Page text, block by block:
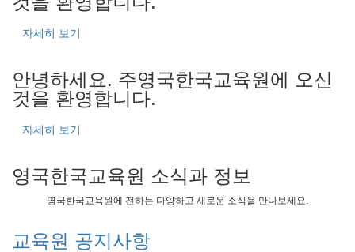
자세히 보기
안녕하세요. 주영국한국교육원에 오신
것을 환영합니다.
자세히 보기
영국한국교육원 소식과 정보
영국한국교육원에 전하는 다양하고 새로운 소식을 만나보세요.
교육원 공지사항